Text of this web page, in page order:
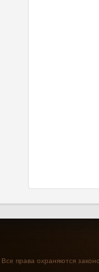
права охраняются